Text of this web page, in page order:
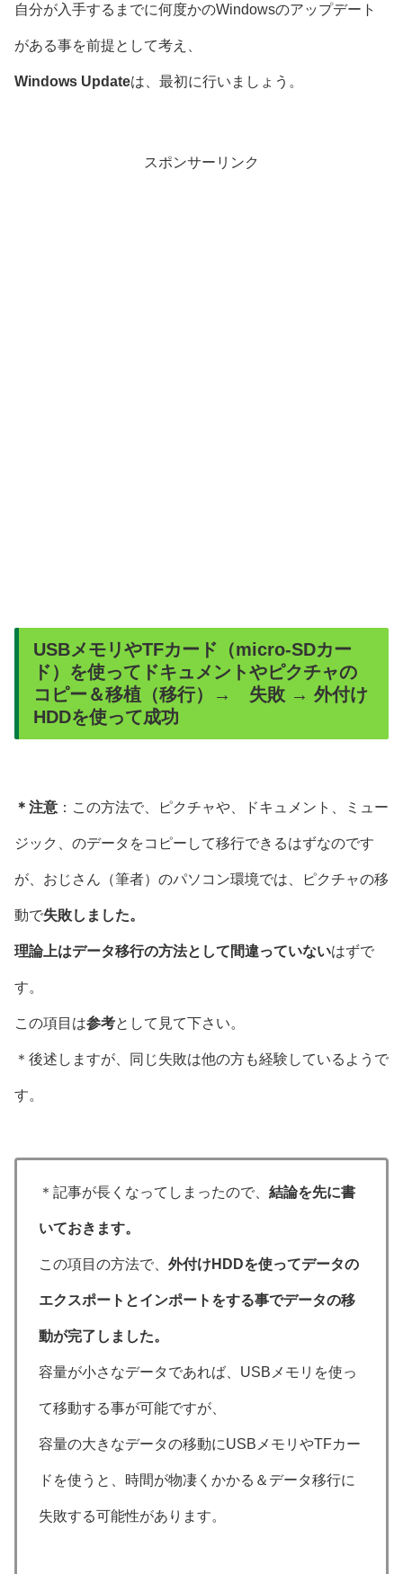
自分が入手するまでに何度かのWindowsのアップデート
がある事を前提として考え、
Windows Updateは、最初に行いましょう。
スポンサーリンク
USBメモリやTFカード（micro-SDカー
ド）を使ってドキュメントやピクチャの
コピー＆移植（移行）→ 失敗 → 外付け
HDDを使って成功
＊注意 ：この方法で、ピクチャや、ドキュメント、ミュー
ジック、のデータをコピーして移行できるはずなのです
が、おじさん（筆者）のパソコン環境では、ピクチャの移
動で失敗しました。
理論上はデータ移行の方法として間違っていないはずで
す。
この項目は参考として見て下さい。
＊後述しますが、同じ失敗は他の方も経験しているようで
す。
＊記事が長くなってしまったので、 結論を先に書
いておきます。
この項目の方法で、 外付けHDDを使ってデータの
エクスポート とインポートをする事でデータの移
動が完了しました。
容量が小さなデータであれば、USBメモリを使っ
て移動する事が可能ですが、
容量の大きなデータの移動にUSBメモリやTFカー
ドを使うと、時間が物凄くかかる＆データ移行に
失敗する可能性があります。